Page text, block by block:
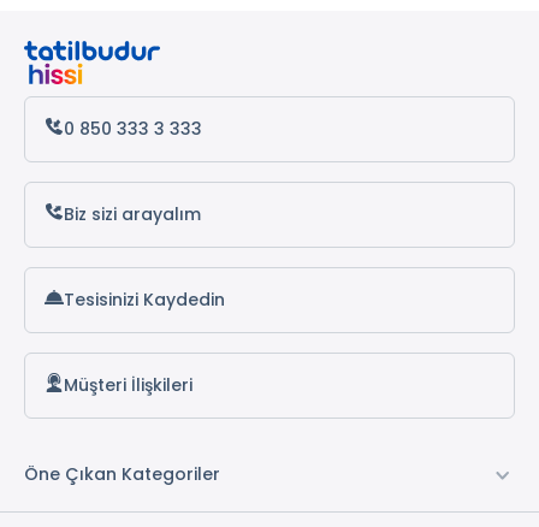
0 850 333 3 333
Biz sizi arayalım
Tesisinizi Kaydedin
Müşteri İlişkileri
Öne Çıkan Kategoriler